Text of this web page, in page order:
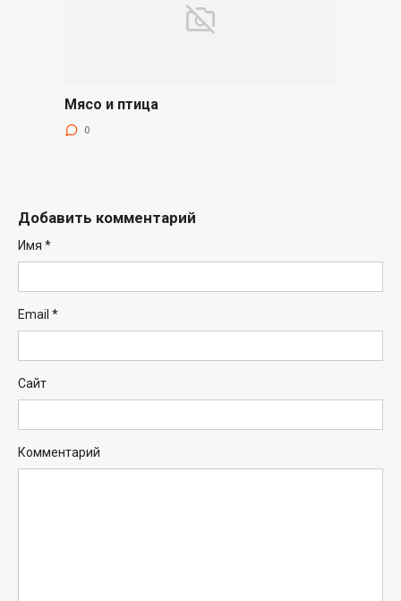
Мясо и птица
0
Добавить комментарий
Имя *
Email *
Сайт
Комментарий